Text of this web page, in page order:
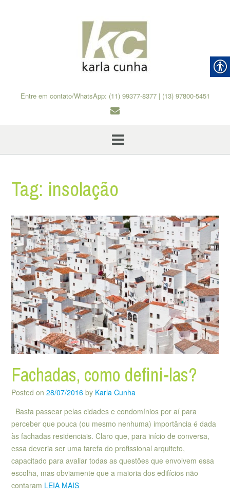
Entre em contato/WhatsApp: (11) 99377-8377 | (13) 97800-5451
Tag: insolação
Fachadas, como defini-las?
Posted on 28/07/2016 by Karla Cunha
Basta passear pelas cidades e condomínios por aí para
perceber que pouca (ou mesmo nenhuma) importância é dada
às fachadas residenciais. Claro que, para início de conversa,
essa deveria ser uma tarefa do profissional arquiteto,
capacitado para avaliar todas as questões que envolvem essa
escolha, mas obviamente que a maioria dos edifícios não
contaram LEIA MAIS